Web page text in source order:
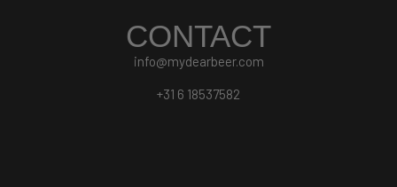
CONTACT
info@mydearbeer.com
+31 6 18537582